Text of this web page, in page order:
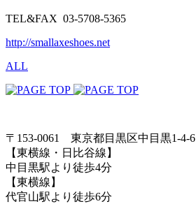
TEL&FAX 03-5708-5365
http://smallaxeshoes.net
ALL
〒153-0061 東京都目黒区中目黒1-4-6
【東横線・日比谷線】
中目黒駅より徒歩4分
【東横線】
代官山駅より徒歩6分